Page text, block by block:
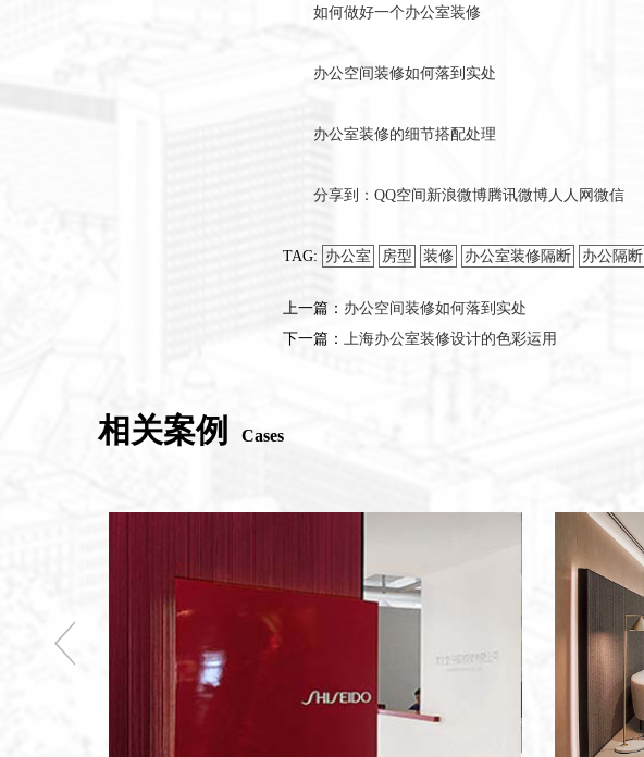
如何做好一个办公室装修
办公空间装修如何落到实处
办公室装修的细节搭配处理
分享到： QQ空间 新浪微博腾讯微博人人网 微信
TAG: 办公室 房型 装修 办公室装修隔断 办公隔断
上一篇： 办公空间装修如何落到实处
下一篇： 上海办公室装修设计的色彩运用
相关案例 Cases